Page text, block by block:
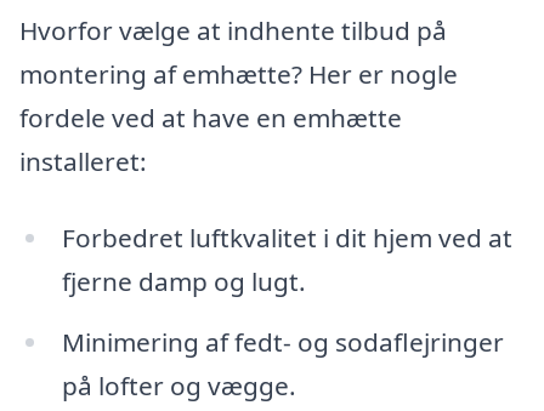
Hvorfor vælge at indhente tilbud på
montering af emhætte? Her er nogle
fordele ved at have en emhætte
installeret:
Forbedret luftkvalitet i dit hjem ved at
fjerne damp og lugt.
Minimering af fedt- og sodaflejringer
på lofter og vægge.